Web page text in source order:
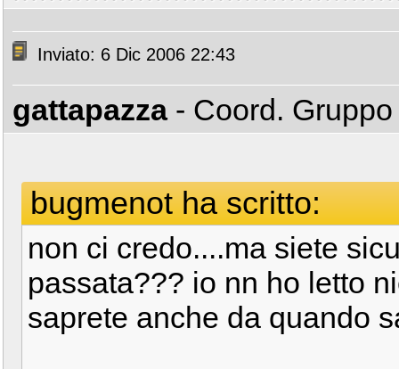
Inviato: 6 Dic 2006 22:43
gattapazza - Coord.
bugmenot ha scritto:
non ci credo....ma siete
passata??? io nn ho letto
saprete anche da quando